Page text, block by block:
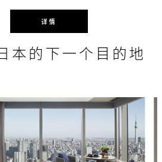
详情
本的下一个目的地